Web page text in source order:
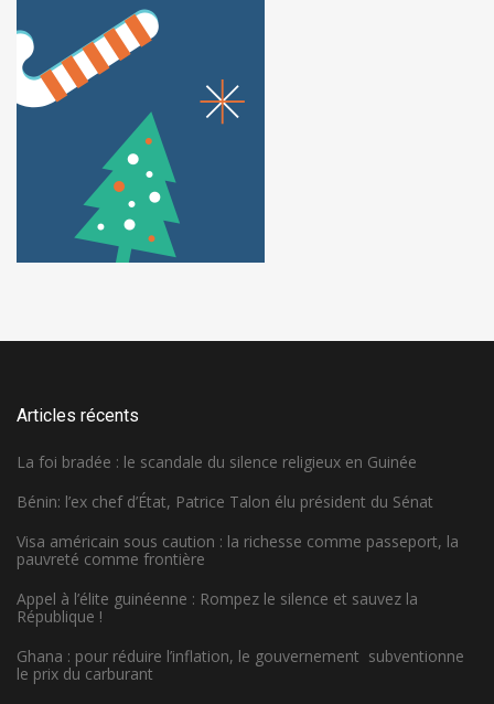
Articles récents
La foi bradée : le scandale du silence religieux en Guinée
Bénin: l’ex chef d’État, Patrice Talon élu président du Sénat
Visa américain sous caution : la richesse comme passeport, la
pauvreté comme frontière
Appel à l’élite guinéenne : Rompez le silence et sauvez la
République !
Ghana : pour réduire l’inflation, le gouvernement subventionne
le prix du carburant